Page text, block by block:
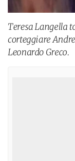
Teresa Langella
corteggiare
Leonardo Greco.